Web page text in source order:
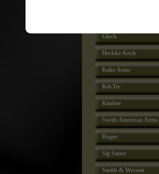
Glock
Heckler Koch
Kahr Arms
Kel-Tec
Kimber
North American Arms
Ruger
Sig Sauer
Smith & Wesson